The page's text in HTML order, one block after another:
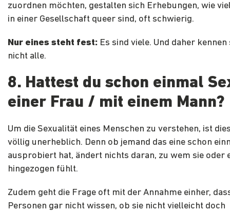
zuordnen möchten, gestalten sich Erhebungen, wie
in einer Gesellschaft queer sind, oft schwierig.
Nur eines steht fest: Es sind viele. Und daher kennen
nicht alle.
8. Hattest du schon einmal
einer Frau / mit einem Mann?
Um die Sexualität eines Menschen zu verstehen, ist
völlig unerheblich. Denn ob jemand das eine schon
ausprobiert hat, ändert nichts daran, zu wem sie oder
hingezogen fühlt.
Zudem geht die Frage oft mit der Annahme einher,
Personen gar nicht wissen, ob sie nicht vielleicht doch